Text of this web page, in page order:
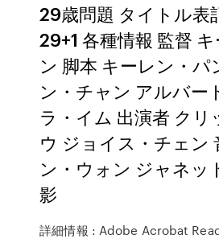
29歳問題 タイトル表
29+1 各種情報 監督
ン 脚本 キーレン・パ
ン・チャン アルバー
ラ・イム 出演者 クリ
ウ ジョイス・チェン
ン・ウォン ジャネッ
影
詳細情報 : Adobe Acrobat